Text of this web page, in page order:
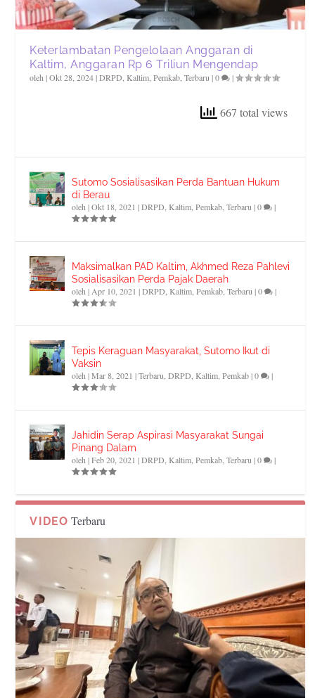
Keterlambatan Pengelolaan Anggaran di
Kaltim, Anggaran Rp 6 Triliun Mengendap
oleh|Okt 28, 2024|DRPD ,Kaltim ,Pemkab ,Terbaru |0 |
667 total views
Sutomo Sosialisasikan Perda Bantuan Hukum
di Berau
oleh|Okt 18, 2021 |DRPD ,Kaltim ,Pemkab ,Terbaru |0 |
Maksimalkan PAD Kaltim, Akhmed Reza Pahlevi
Sosialisasikan Perda Pajak Daerah
oleh| Apr 10, 2021 |DRPD ,Kaltim ,Pemkab ,Terbaru |0 |
Tepis Keraguan Masyarakat, Sutomo Ikut di
Vaksin
oleh|Mar 8, 2021 |Terbaru ,DRPD ,Kaltim ,Pemkab|0 |
Jahidin Serap Aspirasi Masyarakat Sungai
Pinang Dalam
oleh|Feb 20, 2021 |DRPD ,Kaltim ,Pemkab ,Terbaru |0 |
VIDEO Terbaru